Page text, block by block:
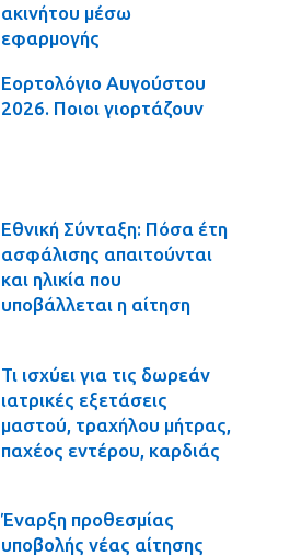
ακινήτου μέσω
εφαρμογής
Εορτολόγιο Αυγούστου
2026. Ποιοι γιορτάζουν
Εθνική Σύνταξη: Πόσα έτη
ασφάλισης απαιτούνται
και ηλικία που
υποβάλλεται η αίτηση
Τι ισχύει για τις δωρεάν
ιατρικές εξετάσεις
μαστού, τραχήλου μήτρας,
παχέος εντέρου, καρδιάς
Έναρξη προθεσμίας
υποβολής νέας αίτησης